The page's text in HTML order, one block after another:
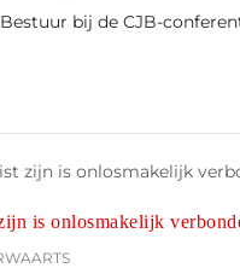
bij de CJB-
is onlosmakelijk